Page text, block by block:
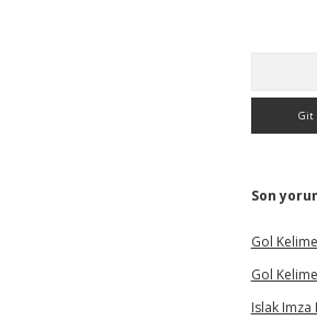
Son
Gol
Gol
Islak Imza